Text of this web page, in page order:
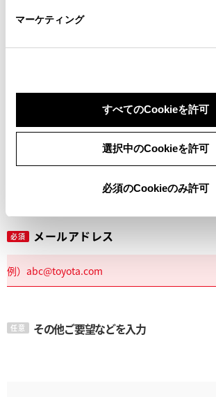
マーケティング
すべてのCookieを許可
選択中のCookieを許可
必須のCookieのみ許可
丁目番地
必須 メールアドレス
任意 その他ご要望などを入力